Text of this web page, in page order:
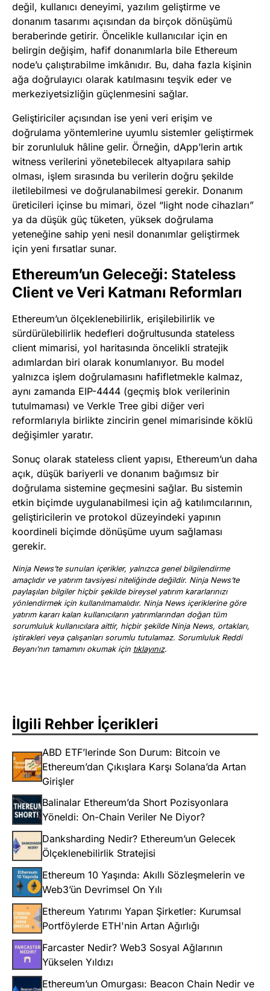
değil, kullanıcı deneyimi, yazılım geliştirme ve
donanım tasarımı açısından da birçok dönüşümü
beraberinde getirir. Öncelikle kullanıcılar için en
belirgin değişim, hafif donanımlarla bile Ethereum
node’u çalıştırabilme imkânıdır. Bu, daha fazla kişinin
ağa doğrulayıcı olarak katılmasını teşvik eder ve
merkeziyetsizliğin güçlenmesini sağlar.
Geliştiriciler açısından ise yeni veri erişim ve
doğrulama yöntemlerine uyumlu sistemler geliştirmek
bir zorunluluk hâline gelir. Örneğin, dApp’lerin artık
witness verilerini yönetebilecek altyapılara sahip
olması, işlem sırasında bu verilerin doğru şekilde
iletilebilmesi ve doğrulanabilmesi gerekir. Donanım
üreticileri içinse bu mimari, özel “light node cihazları”
ya da düşük güç tüketen, yüksek doğrulama
yeteneğine sahip yeni nesil donanımlar geliştirmek
için yeni fırsatlar sunar.
Ethereum’un Geleceği: Stateless
Client ve Veri Katmanı Reformları
Ethereum’un ölçeklenebilirlik, erişilebilirlik ve
sürdürülebilirlik hedefleri doğrultusunda stateless
client mimarisi, yol haritasında öncelikli stratejik
adımlardan biri olarak konumlanıyor. Bu model
yalnızca işlem doğrulamasını hafifletmekle kalmaz,
aynı zamanda EIP-4444 (geçmiş blok verilerinin
tutulmaması) ve Verkle Tree gibi diğer veri
reformlarıyla birlikte zincirin genel mimarisinde köklü
değişimler yaratır.
Sonuç olarak stateless client yapısı, Ethereum’un daha
açık, düşük bariyerli ve donanım bağımsız bir
doğrulama sistemine geçmesini sağlar. Bu sistemin
etkin biçimde uygulanabilmesi için ağ katılımcılarının,
geliştiricilerin ve protokol düzeyindeki yapının
koordineli biçimde dönüşüme uyum sağlaması
gerekir.
Ninja News’te sunulan içerikler, yalnızca genel bilgilendirme
amaçlıdır ve yatırım tavsiyesi niteliğinde değildir. Ninja News’te
paylaşılan bilgiler hiçbir şekilde bireysel yatırım kararlarınızı
yönlendirmek için kullanılmamalıdır. Ninja News içeriklerine göre
yatırım kararı kalan kullanıcıların yatırımlarından doğan tüm
sorumluluk kullanıcılara aittir, hiçbir şekilde Ninja News, ortakları,
iştirakleri veya çalışanları sorumlu tutulamaz. Sorumluluk Reddi
Beyanı’nın tamamını okumak için tıklayınız.
İlgili Rehber İçerikleri
ABD ETF’lerinde Son Durum: Bitcoin ve
Ethereum’dan Çıkışlara Karşı Solana’da Artan
Girişler
Balinalar Ethereum’da Short Pozisyonlara
Yöneldi: On-Chain Veriler Ne Diyor?
Danksharding Nedir? Ethereum’un Gelecek
Ölçeklenebilirlik Stratejisi
Ethereum 10 Yaşında: Akıllı Sözleşmelerin ve
Web3’ün Devrimsel On Yılı
Ethereum Yatırımı Yapan Şirketler: Kurumsal
Portföylerde ETH'nin Artan Ağırlığı
Farcaster Nedir? Web3 Sosyal Ağlarının
Yükselen Yıldızı
Ethereum’un Omurgası: Beacon Chain Nedir ve